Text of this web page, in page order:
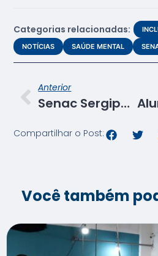
Categorias relacionadas:
NOTÍCIAS
SAÚDE MENTAL
Anterior
Senac Sergipe renova parceria com o Tribunal de Justiça de Sergipe
Compartilhar o Post:
Você também